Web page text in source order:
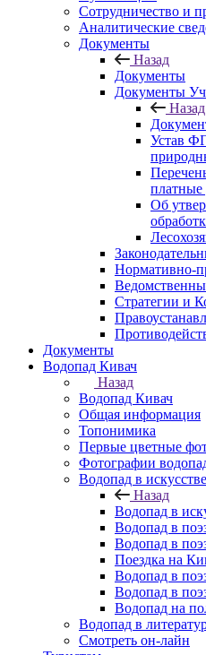
Сотрудничество и
Аналитические
Документы
Назад
Документы
Документы
Назад
Устав
платные
Об
Нормативно-
Стратегии и
Документы
Водопад Кивач
Назад
Водопад Кивач
Общая информация
Топонимика
Первые цветные
Фотографии
Водопад в искусстве
Назад
Водопад в
Водопад в
Водопад в
Поездка на
Водопад в
Водопад в
Водопад на
Водопад в
Смотреть он-лайн